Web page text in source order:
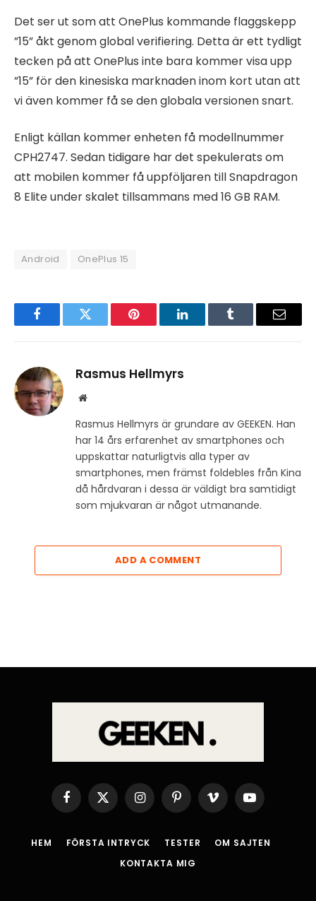
Det ser ut som att OnePlus kommande flaggskepp
”15” åkt genom global verifiering. Detta är ett tydligt
tecken på att OnePlus inte bara kommer visa upp
”15” för den kinesiska marknaden inom kort utan att
vi även kommer få se den globala versionen snart.
Enligt källan kommer enheten få modellnummer
CPH2747. Sedan tidigare har det spekulerats om
att mobilen kommer få uppföljaren till Snapdragon
8 Elite under skalet tillsammans med 16 GB RAM.
Android OnePlus 15
FacebookTwitter Pinterest LinkedInTumblr Email
Rasmus Hellmyrs
Website
Rasmus Hellmyrs är grundare av GEEKEN. Han
har 14 års erfarenhet av smartphones och
uppskattar naturligtvis alla typer av
smartphones, men främst foldebles från Kina
då hårdvaran i dessa är väldigt bra samtidigt
som mjukvaran är något utmanande.
ADD A COMMENT
Facebook
X
(Twitter)
InstagramPinterestVimeo YouTube
HEM FÖRSTA INTRYCK TESTER
OM SAJTEN
KONTAKTA MIG